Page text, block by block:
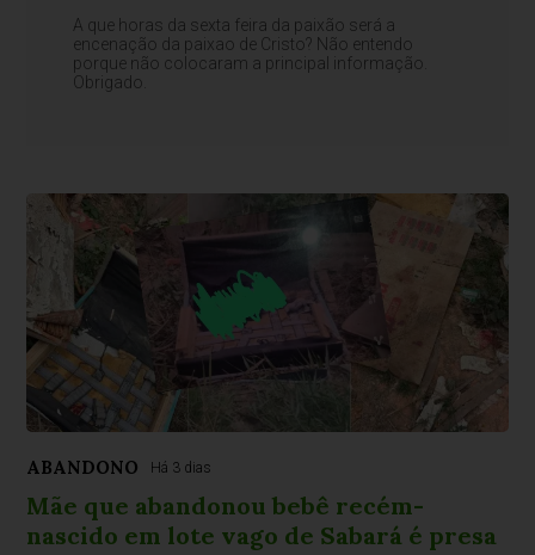
A que horas da sexta feira da paixão será a
encenação da paixao de Cristo? Não entendo
porque não colocaram a principal informação.
Obrigado.
ABANDONO Há 3 dias
Mãe que abandonou bebê recém-
nascido em lote vago de Sabará é presa